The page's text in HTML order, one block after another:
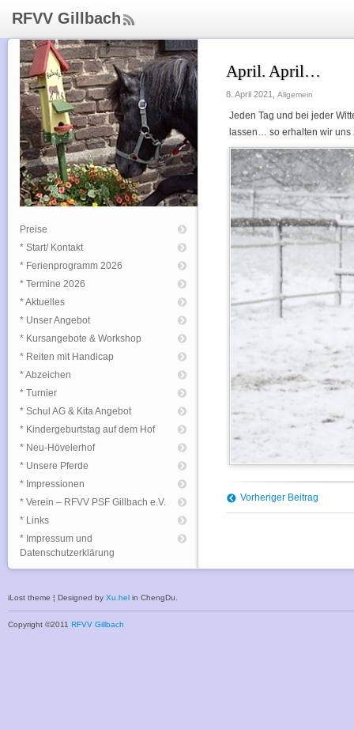
RFVV Gillbach
d
Rs
s
April. April…
8. April 2021, Allgemein
Jeden Tag und bei jeder
lassen… so erhalten wir
Vorheriger Beitrag
Preise
* Start/ Kontakt
* Ferienprogramm 2026
* Termine 2026
* Aktuelles
* Unser Angebot
* Kursangebote & Workshop
* Reiten mit Handicap
* Abzeichen
* Turnier
* Schul AG & Kita Angebot
* Kindergeburtstag auf dem Hof
* Neu-Hövelerhof
* Unsere Pferde
* Impressionen
* Verein – RFVV PSF Gillbach e.V.
* Links
* Impressum und
Datenschutzerklärung
iLost theme ¦ Designed by Xu.hel in ChengDu.
Copyright ©2011 RFVV Gillbach